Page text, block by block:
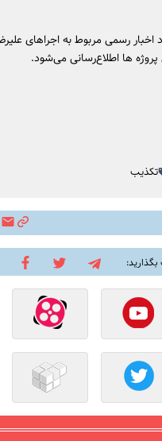
رسمی مربوط به اجراهای
ها اطلاع‌رسانی می‌شود.
تکذیب